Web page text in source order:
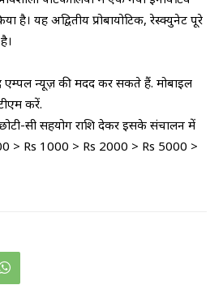
है। यह अद्वितीय प्रोबायोटिक, रेस्क्युनेट पूरे
न्यूज़ की मदद कर सकते हैं. मोबाइल
करें.
सी सहयोग राशि देकर इसके संचालन में
> Rs 1000 > Rs 2000 > Rs 5000 >